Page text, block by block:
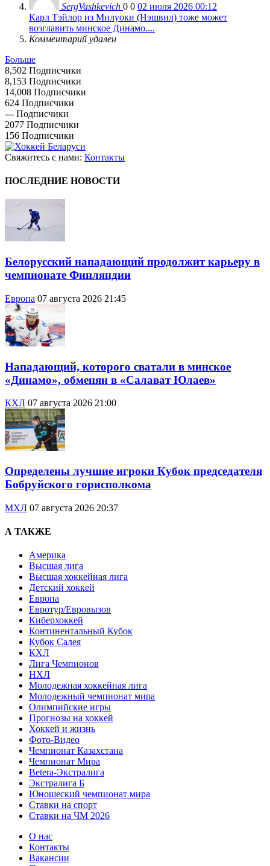
SergVashkevich 0 0 02 июля 2026 00:12
Карл Тэйлор из Милуоки (Нэшвил) тоже может
возглавить минское Динамо....
Комментарий удален
Больше
8,502 Подписчики
8,153 Подписчики
14,008 Подписчики
624 Подписчики
--- Подписчики
2077 Подписчики
156 Подписчики
Свяжитесь с нами: Контакты
ПОСЛЕДНИЕ НОВОСТИ
Белорусский нападающий продолжит карьеру в
чемпионате Финляндии
Европа 07 августа 2026 21:45
Нападающий, которого сватали в минское
«Динамо», обменян в «Салават Юлаев»
КХЛ 07 августа 2026 21:00
Определены лучшие игроки Кубок председателя
Бобруйского горисполкома
МХЛ 07 августа 2026 20:37
А ТАКЖЕ
Америка
Высшая лига
Высшая хоккейная лига
Детский хоккей
Европа
Евротур/Евровызов
Киберхоккей
Континентальный Кубок
Кубок Салея
КХЛ
Лига Чемпионов
НХЛ
Молодежная хоккейная лига
Молодежный чемпионат мира
Олимпийские игры
Прогнозы на хоккей
Хоккей и жизнь
Фото-Видео
Чемпионат Казахстана
Чемпионат Мира
Betera-Экстралига
Экстралига Б
Юношеский чемпионат мира
Ставки на спорт
Ставки на ЧМ 2026
О нас
Контакты
Вакансии